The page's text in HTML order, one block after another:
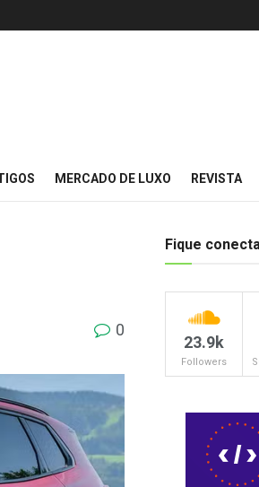
MERCADO DE LUXO REVISTA
0
Fique
23.9k
Followers